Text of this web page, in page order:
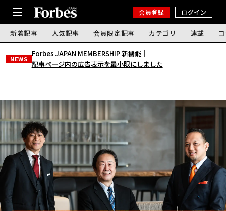
会員登録 ログイン
新着記事 人気記事 会員限定記事 カテゴリ 連載
NEWS
Forbes JAPAN MEMBERSHIP 新機能｜
記事ページ内の広告表示を最小限にしました